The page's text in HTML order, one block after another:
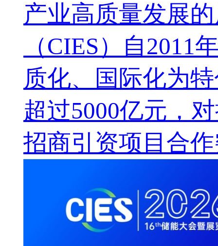
产业高质量发展
（CIES）自
质化、国际化为
超过5000亿元，
招商引资项目合作